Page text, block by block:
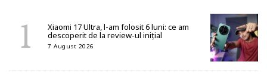
Xiaomi 17 Ultra, l-am folosit 6 luni: ce am
descoperit de la review-ul inițial
7 August 2026